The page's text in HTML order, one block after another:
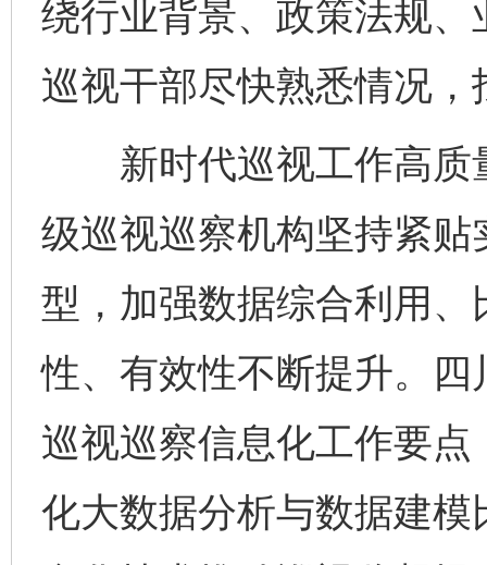
绕行业背景、政策法规
巡视干部尽快熟悉情况
新时代巡视工作高质
级巡视巡察机构坚持紧
型，加强数据综合利用
性、有效性不断提升。
巡视巡察信息化工作要
化大数据分析与数据建